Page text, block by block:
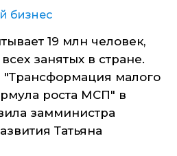
бизнес
19 млн человек,
занятых в стране.
"Трансформация малого
роста МСП" в
замминистра
Татьяна